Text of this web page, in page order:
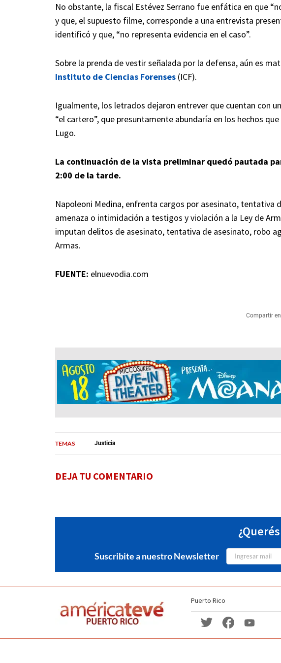
No obstante, la fiscal Estévez Serrano fue enfática en que
y que, el supuesto filme, corresponde a una entrevista
identificó y que, “no representa evidencia en el caso”.
Sobre la prenda de vestir señalada por la defensa, aún es
Instituto de Ciencias Forenses (ICF).
Igualmente, los letrados dejaron entrever que cuentan con
“el cartero”, que presuntamente abundaría en los hechos
Lugo.
La continuación de la vista preliminar quedó pautada
2:00 de la tarde.
Napoleoni Medina, enfrenta cargos por asesinato, tentativa
amenaza o intimidación a testigos y violación a la Ley de
imputan delitos de asesinato, tentativa de asesinato, robo
Armas.
FUENTE: elnuevodia.com
Compartir
TEMAS Justicia
DEJA TU COMENTARIO
Suscribite a nuestro Newsletter
Puerto Rico